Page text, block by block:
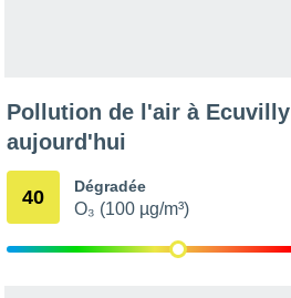
Pollution de l'air à Ecuvilly
aujourd'hui
40 Dégradée
O₃ (100 µg/m³)